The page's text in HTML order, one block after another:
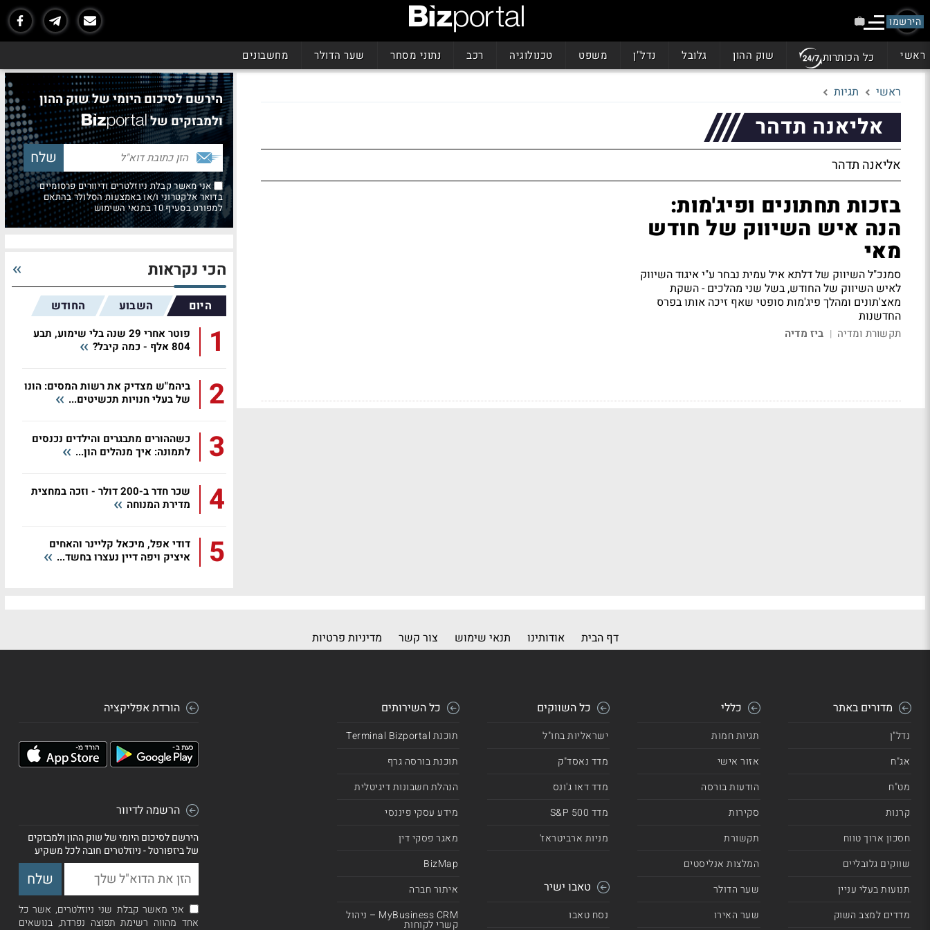
הירשמו
ראשי כל הכותרות שוק ההון גלובל נדל"ן משפט טכנולוגיה רכב נתוני מסחר שער הדולר מחשבונים
ראשי תגיות
אליאנה תדהר
אליאנה תדהר
בזכות תחתונים ופיג'מות:
הנה איש השיווק של חודש
מאי
סמנכ"ל השיווק של דלתא איל עמית נבחר ע"י איגוד השיווק
לאיש השיווק של החודש, בשל שני מהלכים - השקת
מאצ'תונים ומהלך פיג'מות סופטי שאף זיכה אותו בפרס
החדשנות
תקשורת ומדיה | ביז מדיה
הירשם לסיכום היומי של שוק ההון
ולמבזקים של
אני מאשר קבלת ניוזלטרים ודיוורים פרסומיים
בדואר אלקטרוני ו/או באמצעות הסלולר בהתאם
למפורט בסעיף 10 בתנאי השימוש
הכי נקראות
היום השבוע החודש
1
פוטר אחרי 29 שנה בלי שימוע, תבע
804 אלף - כמה קיבל?
2
ביהמ"ש מצדיק את רשות המסים: הונו
של בעלי חנויות תכשיטים...
3
כשההורים מתבגרים והילדים נכנסים
לתמונה: איך מנהלים הון...
4
שכר חדר ב-200 דולר - וזכה במחצית
מדירת המנוחה
5
דודי אפל, מיכאל קליינר והאחים
איציק ויפה דיין נעצרו בחשד...
דף הבית אודותינו תנאי שימוש צור קשר מדיניות פרטיות
מדורים באתר
נדל"ן
אג"ח
מט"ח
קרנות
חסכון ארוך טווח
שווקים גלובליים
תנועות בעלי עניין
מדדים למצב השוק
כללי
תגיות חמות
אזור אישי
הודעות בורסה
סקירות
תקשורת
המלצות אנליסטים
שער הדולר
שער האירו
כל השווקים
ישראליות בחו"ל
מדד נאסד"ק
מדד דאו ג'ונס
מדד 500 S&P
מניות ארביטראז'
טאבו ישיר
נסח טאבו
כל השירותים
תוכנת Terminal Bizportal
תוכנת בורסה גרף
הנהלת חשבונות דיגיטלית
מידע עסקי פיננסי
מאגר פסקי דין
BizMap
איתור חברה
MyBusiness CRM – ניהול
קשרי לקוחות
הורדת אפליקציה
הרשמה לדיוור
הירשם לסיכום היומי של שוק ההון ולמבזקים
של ביזפורטל - ניוזלטרים חובה לכל משקיע
אני מאשר קבלת שני ניוזלטרים, אשר כל
אחד מהווה רשימת תפוצה נפרדת, בנושאים